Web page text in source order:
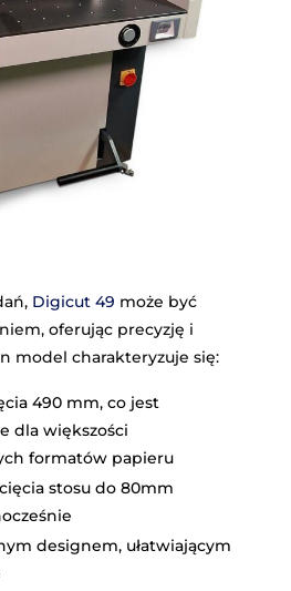
Digicut 49 może być
oferując precyzję i
model charakteryzuje się:
490 mm, co jest
dla większości
formatów papieru
stosu do 80mm
designem, ułatwiającym